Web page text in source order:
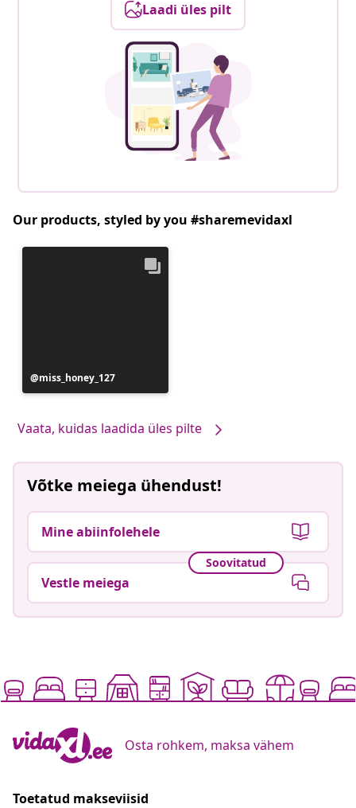
Laadi üles pilt
Our products, styled by you #sharemevidaxl
Postitus
avaldatud
miss_honey_127
Vaata, kuidas laadida üles pilte
Võtke meiega ühendust!
Mine abiinfolehele
Soovitatud
Vestle meiega
Osta rohkem, maksa vähem
Toetatud makseviisid